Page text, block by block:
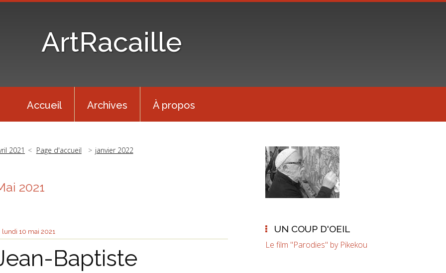
ArtRacaille
Accueil Archives À propos
2021 Page d'accueil janvier 2022
2021
lundi 10 mai 2021
Baptiste
UN COUP D'OEIL
Le film "Parodies" by Pikekou